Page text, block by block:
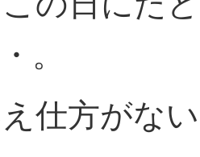
。
仕方がな